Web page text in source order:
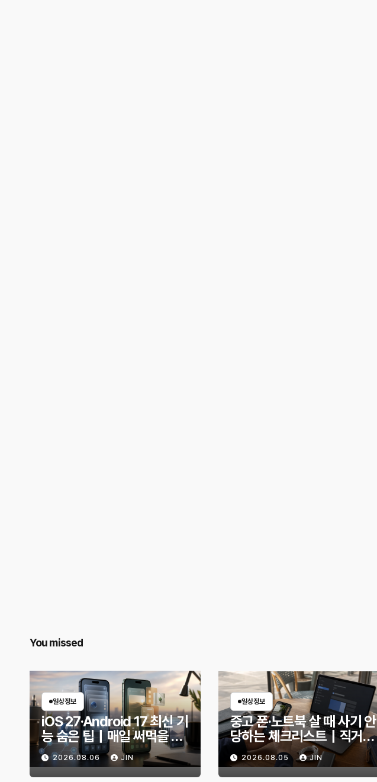
You missed
일상정보
iOS 27·Android 17 최신 기
능 숨은 팁｜매일 써먹을 만
한 기능만 골랐다
2026.08.06 JIN
일상정보
중고 폰·노트북 살 때 사기 안
당하는 체크리스트｜직거래
전 무엇을 확인해야 할까?
2026.08.05 JIN